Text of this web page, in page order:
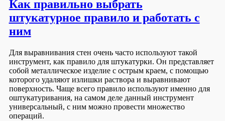
Как правильно выбрать
штукатурное правило и работать с
ним
Для выравнивания стен очень часто используют такой
инструмент, как правило для штукатурки. Он представляет
собой металлическое изделие с острым краем, с помощью
которого удаляют излишки раствора и выравнивают
поверхность. Чаще всего правило используют именно для
оштукатуривания, на самом деле данный инструмент
универсальный, с ним можно провести множество
операций.